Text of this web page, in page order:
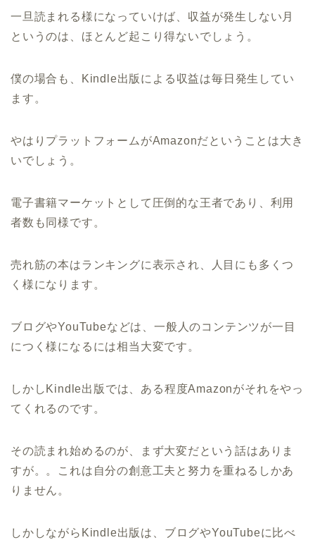
一旦読まれる様になっていけば、収益が発生しない月
というのは、ほとんど起こり得ないでしょう。
僕の場合も、Kindle出版による収益は毎日発生してい
ます。
やはりプラットフォームがAmazonだということは大き
いでしょう。
電子書籍マーケットとして圧倒的な王者であり、利用
者数も同様です。
売れ筋の本はランキングに表示され、人目にも多くつ
く様になります。
ブログやYouTubeなどは、一般人のコンテンツが一目
につく様になるには相当大変です。
しかしKindle出版では、ある程度Amazonがそれをやっ
てくれるのです。
その読まれ始めるのが、まず大変だという話はありま
すが。。これは自分の創意工夫と努力を重ねるしかあ
りません。
しかしながらKindle出版は、ブログやYouTubeに比べ